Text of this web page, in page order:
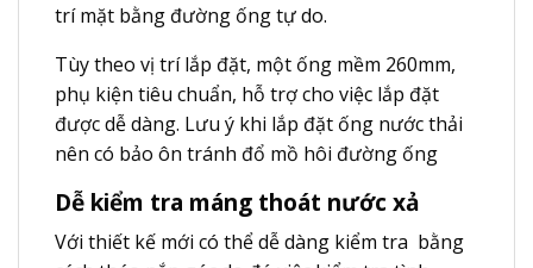
trí mặt bằng đường ống tự do.
Tùy theo vị trí lắp đặt, một ống mềm 260mm,
phụ kiện tiêu chuẩn, hỗ trợ cho việc lắp đặt
được dễ dàng. Lưu ý khi lắp đặt ống nước thải
nên có bảo ôn tránh đổ mồ hôi đường ống
Dễ kiểm tra máng thoát nước xả
Với thiết kế mới có thể dễ dàng kiểm tra bằng